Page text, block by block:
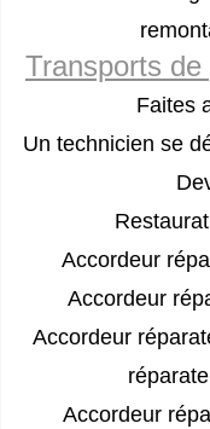
Transports
Faites
Un technicien se
Accordeur
Accordeur
Accordeur
Accordeur